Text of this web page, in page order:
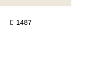
1487